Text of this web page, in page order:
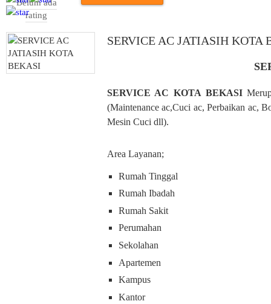
Belum ada
rating
SERVICE AC JATIASIH KOTA
SERVICE AC KOTA BEKASI
(Maintenance ac,Cuci ac, Perbaikan ac,
Mesin Cuci dll).
Area Layanan;
Rumah Tinggal
Rumah Ibadah
Rumah Sakit
Perumahan
Sekolahan
Apartemen
Kampus
Kantor